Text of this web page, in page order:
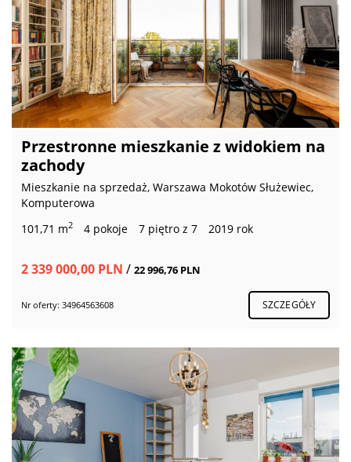
Przestronne mieszkanie z widokiem na
zachody
Mieszkanie na sprzedaż, Warszawa Mokotów Służewiec,
Komputerowa
101,71 m2 4 pokoje 7 piętro z 7 2019 rok
2 339 000,00 PLN / 22 996,76 PLN
Nr oferty: 34964563608 SZCZEGÓŁY